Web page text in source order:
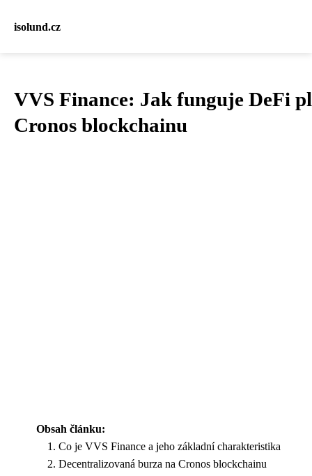
isolund.cz
VVS Finance: Jak funguje DeFi
Cronos blockchainu
Obsah článku:
Co je VVS Finance a jeho základní charakteristika
Decentralizovaná burza na Cronos blockchainu